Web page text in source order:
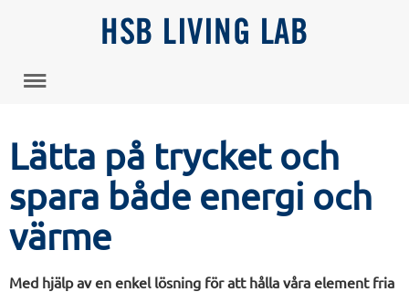
HSB LIVING LAB
Lätta på trycket och
spara både energi och
värme
Med hjälp av en enkel lösning för att hålla våra element fria